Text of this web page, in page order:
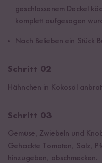
geschlossenem Deckel
komplett aufgesogen
Nach Belieben ein Stück
Schritt 02
Hähnchen in Kokosöl
Schritt 03
Gemüse, Zwiebeln und
Gehackte Tomaten, Salz,
hinzugeben, abschmecken.